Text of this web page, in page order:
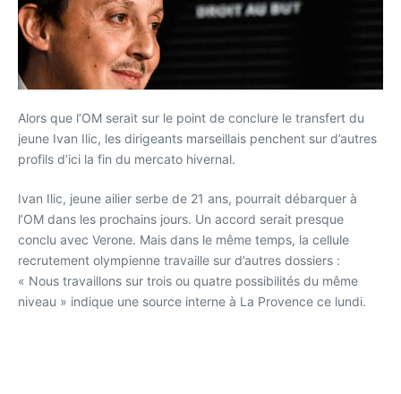
Alors que l’OM serait sur le point de conclure le transfert du
jeune Ivan Ilic, les dirigeants marseillais penchent sur d’autres
profils d’ici la fin du mercato hivernal.
Ivan Ilic, jeune ailier serbe de 21 ans, pourrait débarquer à
l’OM dans les prochains jours. Un accord serait presque
conclu avec Verone. Mais dans le même temps, la cellule
recrutement olympienne travaille sur d’autres dossiers :
« Nous travaillons sur trois ou quatre possibilités du même
niveau » indique une source interne à La Provence ce lundi.